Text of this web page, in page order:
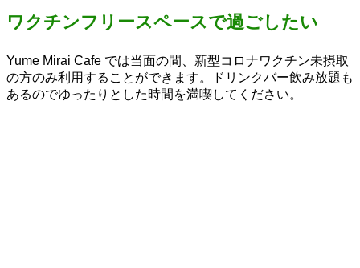
ワクチンフリースペースで過ごしたい
Yume Mirai Cafe では当面の間、新型コロナワクチン未摂取
の方のみ利用することができます。ドリンクバー飲み放題も
あるのでゆったりとした時間を満喫してください。